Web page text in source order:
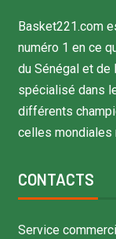
Basket221.com
numéro 1 en ce
du Sénégal et
spécialisé dans
différents
celles mondiales
CONTACTS
Service